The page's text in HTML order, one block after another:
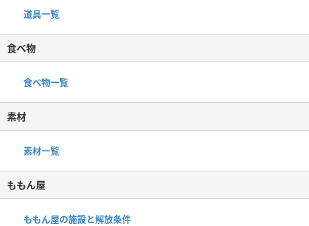
道具一覧
食べ物
食べ物一覧
素材
素材一覧
ももん屋
ももん屋の施設と解放条件